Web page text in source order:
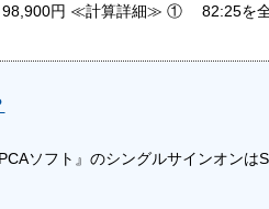
98,900円 ≪計算詳細≫ ① 82:25を全
ソフト』のシングルサインオンは